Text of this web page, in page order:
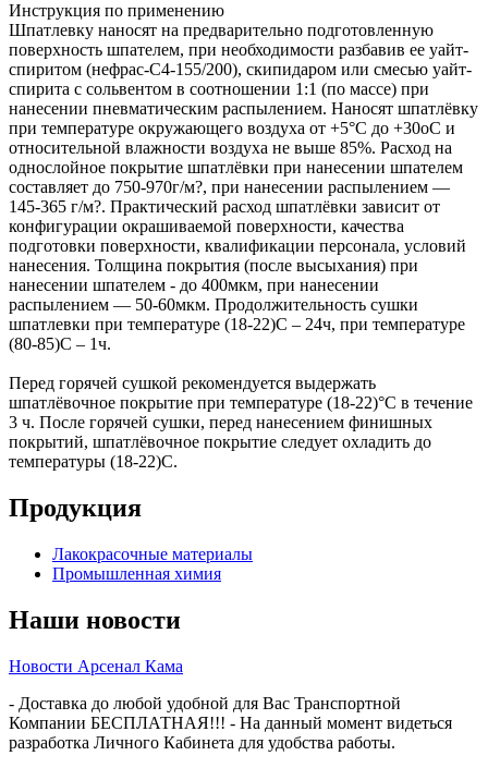
Инструкция по применению
Шпатлевку наносят на предварительно подготовленную
поверхность шпателем, при необходимости разбавив ее уайт-
спиритом (нефрас-С4-155/200), скипидаром или смесью уайт-
спирита с сольвентом в соотношении 1:1 (по массе) при
нанесении пневматическим распылением. Наносят шпатлёвку
при температуре окружающего воздуха от +5°С до +30оС и
относительной влажности воздуха не выше 85%. Расход на
однослойное покрытие шпатлёвки при нанесении шпателем
составляет до 750-970г/м?, при нанесении распылением —
145-365 г/м?. Практический расход шпатлёвки зависит от
конфигурации окрашиваемой поверхности, качества
подготовки поверхности, квалификации персонала, условий
нанесения. Толщина покрытия (после высыхания) при
нанесении шпателем - до 400мкм, при нанесении
распылением — 50-60мкм. Продолжительность сушки
шпатлевки при температуре (18-22)С – 24ч, при температуре
(80-85)С – 1ч.
Перед горячей сушкой рекомендуется выдержать
шпатлёвочное покрытие при температуре (18-22)°С в течение
3 ч. После горячей сушки, перед нанесением финишных
покрытий, шпатлёвочное покрытие следует охладить до
температуры (18-22)С.
Продукция
Лакокрасочные материалы
Промышленная химия
Наши новости
Новости Арсенал Кама
- Доставка до любой удобной для Вас Транспортной
Компании БЕСПЛАТНАЯ!!! - На данный момент видеться
разработка Личного Кабинета для удобства работы.